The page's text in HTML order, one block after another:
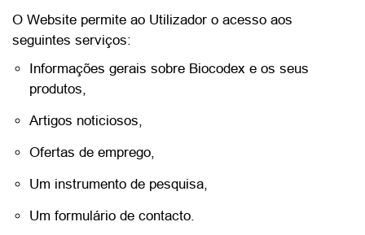
O Website permite ao Utilizador o acesso aos
seguintes serviços:
Informações gerais sobre Biocodex e os seus
produtos,
Artigos noticiosos,
Ofertas de emprego,
Um instrumento de pesquisa,
Um formulário de contacto.